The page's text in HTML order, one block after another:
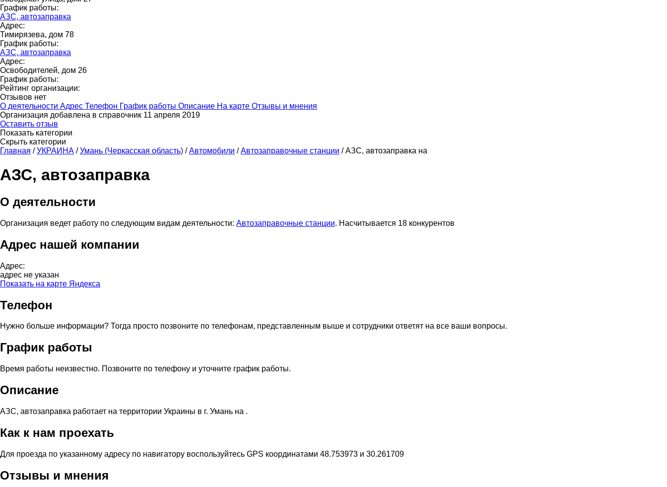
График работы:
АЗС, автозаправка
Адрес:
Тимирязева, дом 78
График работы:
АЗС, автозаправка
Адрес:
Освободителей, дом 26
График работы:
Рейтинг организации:
Отзывов нет
О деятельности Адрес Телефон График работы Описание На карте Отзывы и мнения
Организация добавлена в справочник 11 апреля 2019
Оставить отзыв
Показать категории
Скрыть категории
Главная / УКРАИНА / Умань (Черкасская область) / Автомобили / Автозаправочные станции / АЗС, автозаправка на
АЗС, автозаправка
О деятельности
Организация ведет работу по следующим видам деятельности: Автозаправочные станции. Насчитывается 18 конкурентов
Адрес нашей компании
Адрес:
адрес не указан
Показать на карте Яндекса
Телефон
Нужно больше информации? Тогда просто позвоните по телефонам, представленным выше и сотрудники ответят на все ваши вопросы.
График работы
Время работы неизвестно. Позвоните по телефону и уточните график работы.
Описание
АЗС, автозаправка работает на территории Украины в г. Умань на .
Как к нам проехать
Для проезда по указанному адресу по навигатору воспользуйтесь GPS координатами 48.753973 и 30.261709
Отзывы и мнения